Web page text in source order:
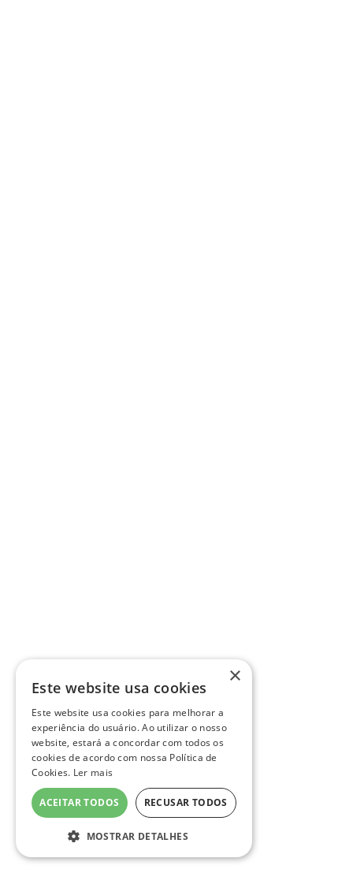
×
Este website usa cookies
Este website usa cookies para melhorar a
experiência do usuário. Ao utilizar o nosso
website, estará a concordar com todos os
cookies de acordo com nossa Política de
Cookies. Ler mais
ACEITAR TODOS RECUSAR TODOS
MOSTRAR DETALHES